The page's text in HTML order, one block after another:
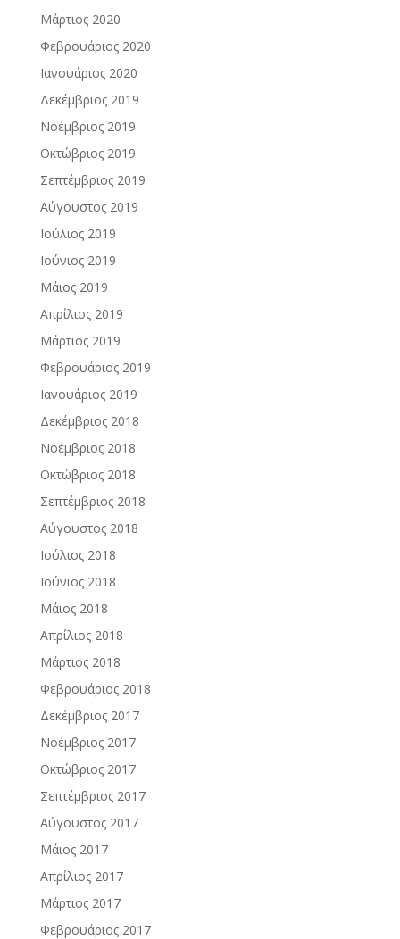
Μάρτιος 2020
Φεβρουάριος 2020
Ιανουάριος 2020
Δεκέμβριος 2019
Νοέμβριος 2019
Οκτώβριος 2019
Σεπτέμβριος 2019
Αύγουστος 2019
Ιούλιος 2019
Ιούνιος 2019
Μάιος 2019
Απρίλιος 2019
Μάρτιος 2019
Φεβρουάριος 2019
Ιανουάριος 2019
Δεκέμβριος 2018
Νοέμβριος 2018
Οκτώβριος 2018
Σεπτέμβριος 2018
Αύγουστος 2018
Ιούλιος 2018
Ιούνιος 2018
Μάιος 2018
Απρίλιος 2018
Μάρτιος 2018
Φεβρουάριος 2018
Δεκέμβριος 2017
Νοέμβριος 2017
Οκτώβριος 2017
Σεπτέμβριος 2017
Αύγουστος 2017
Μάιος 2017
Απρίλιος 2017
Μάρτιος 2017
Φεβρουάριος 2017